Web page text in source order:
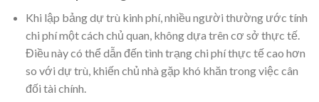
Khi lập bảng dự trù kinh phí, nhiều người thường ước tính
chi phí một cách chủ quan, không dựa trên cơ sở thực tế.
Điều này có thể dẫn đến tình trạng chi phí thực tế cao hơn
so với dự trù, khiến chủ nhà gặp khó khăn trong việc cân
đối tài chính.